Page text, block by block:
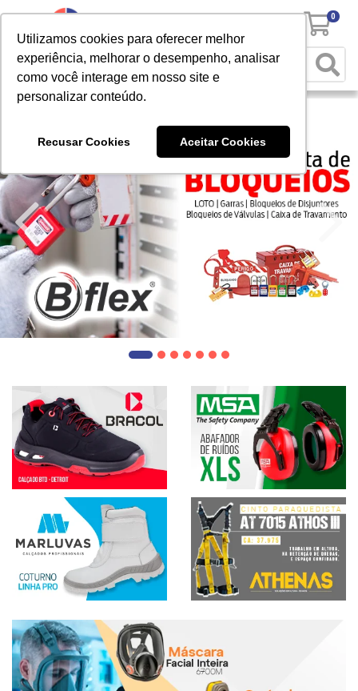
Utilizamos cookies para oferecer melhor
experiência, melhorar o desempenho, analisar
como você interage em nosso site e
personalizar conteúdo.
Recusar Cookies Aceitar Cookies
0